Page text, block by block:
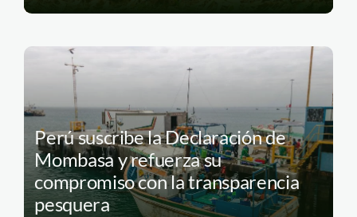
Perú suscribe la Declaración de
Mombasa y refuerza su
compromiso con la transparencia
pesquera